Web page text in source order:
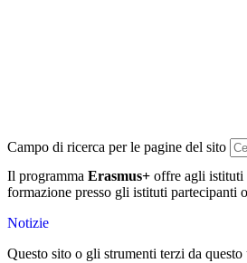
Campo di ricerca per le pagine del sito
Il programma Erasmus+ offre agli istituti
formazione presso gli istituti partecipanti
Notizie
Questo sito o gli strumenti terzi da